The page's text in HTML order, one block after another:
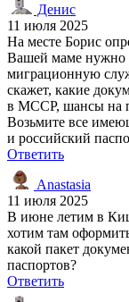
Денис
11 июля 2025
На месте Борис
Вашей маме нужно
миграционную
скажет, какие
в МССР, шансы на
Возьмите все
и российский
Ответить
Anastasia
11 июля 2025
В июне летим в
хотим там
какой пакет
паспортов?
Ответить